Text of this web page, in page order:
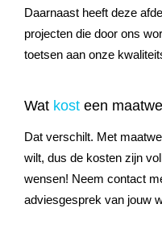
Daarnaast heeft deze
projecten die door ons
toetsen aan onze
Wat kost een
Dat verschilt. Met
wilt, dus de kosten zijn
wensen! Neem contact
adviesgesprek van jouw